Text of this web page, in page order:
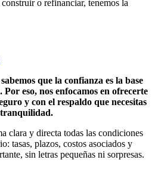
o refinanciar, tenemos la
que la confianza es la base
eso, nos enfocamos en ofrecerte
y con el respaldo que necesitas
tranquilidad.
clara y directa todas las condiciones
tasas, plazos, costos asociados y
sin letras pequeñas ni sorpresas.